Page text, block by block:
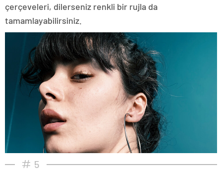
çerçeveleri, dilerseniz renkli bir rujla da
tamamlayabilirsiniz.
5